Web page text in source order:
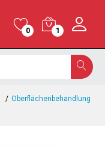
0 1
Oberflächenbehandlung